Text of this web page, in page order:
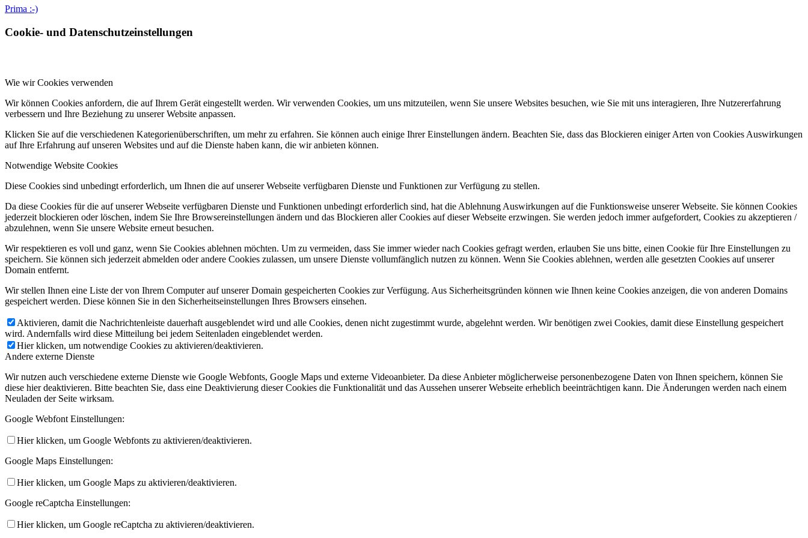
Prima :-)
Cookie- und Datenschutzeinstellungen
Wie wir Cookies verwenden
Wir können Cookies anfordern, die auf Ihrem Gerät eingestellt werden. Wir verwenden Cookies, um uns mitzuteilen, wenn Sie unsere Websites besuchen, wie Sie mit uns interagieren, Ihre Nutzererfahrung
verbessern und Ihre Beziehung zu unserer Website anpassen.
Klicken Sie auf die verschiedenen Kategorienüberschriften, um mehr zu erfahren. Sie können auch einige Ihrer Einstellungen ändern. Beachten Sie, dass das Blockieren einiger Arten von Cookies Auswirkungen
auf Ihre Erfahrung auf unseren Websites und auf die Dienste haben kann, die wir anbieten können.
Notwendige Website Cookies
Diese Cookies sind unbedingt erforderlich, um Ihnen die auf unserer Webseite verfügbaren Dienste und Funktionen zur Verfügung zu stellen.
Da diese Cookies für die auf unserer Webseite verfügbaren Dienste und Funktionen unbedingt erforderlich sind, hat die Ablehnung Auswirkungen auf die Funktionsweise unserer Webseite. Sie können Cookies
jederzeit blockieren oder löschen, indem Sie Ihre Browsereinstellungen ändern und das Blockieren aller Cookies auf dieser Webseite erzwingen. Sie werden jedoch immer aufgefordert, Cookies zu akzeptieren /
abzulehnen, wenn Sie unsere Website erneut besuchen.
Wir respektieren es voll und ganz, wenn Sie Cookies ablehnen möchten. Um zu vermeiden, dass Sie immer wieder nach Cookies gefragt werden, erlauben Sie uns bitte, einen Cookie für Ihre Einstellungen zu
speichern. Sie können sich jederzeit abmelden oder andere Cookies zulassen, um unsere Dienste vollumfänglich nutzen zu können. Wenn Sie Cookies ablehnen, werden alle gesetzten Cookies auf unserer
Domain entfernt.
Wir stellen Ihnen eine Liste der von Ihrem Computer auf unserer Domain gespeicherten Cookies zur Verfügung. Aus Sicherheitsgründen können wie Ihnen keine Cookies anzeigen, die von anderen Domains
gespeichert werden. Diese können Sie in den Sicherheitseinstellungen Ihres Browsers einsehen.
Aktivieren, damit die Nachrichtenleiste dauerhaft ausgeblendet wird und alle Cookies, denen nicht zugestimmt wurde, abgelehnt werden. Wir benötigen zwei Cookies, damit diese Einstellung gespeichert
wird. Andernfalls wird diese Mitteilung bei jedem Seitenladen eingeblendet werden.
Hier klicken, um notwendige Cookies zu aktivieren/deaktivieren.
Andere externe Dienste
Wir nutzen auch verschiedene externe Dienste wie Google Webfonts, Google Maps und externe Videoanbieter. Da diese Anbieter möglicherweise personenbezogene Daten von Ihnen speichern, können Sie
diese hier deaktivieren. Bitte beachten Sie, dass eine Deaktivierung dieser Cookies die Funktionalität und das Aussehen unserer Webseite erheblich beeinträchtigen kann. Die Änderungen werden nach einem
Neuladen der Seite wirksam.
Google Webfont Einstellungen:
Hier klicken, um Google Webfonts zu aktivieren/deaktivieren.
Google Maps Einstellungen:
Hier klicken, um Google Maps zu aktivieren/deaktivieren.
Google reCaptcha Einstellungen:
Hier klicken, um Google reCaptcha zu aktivieren/deaktivieren.